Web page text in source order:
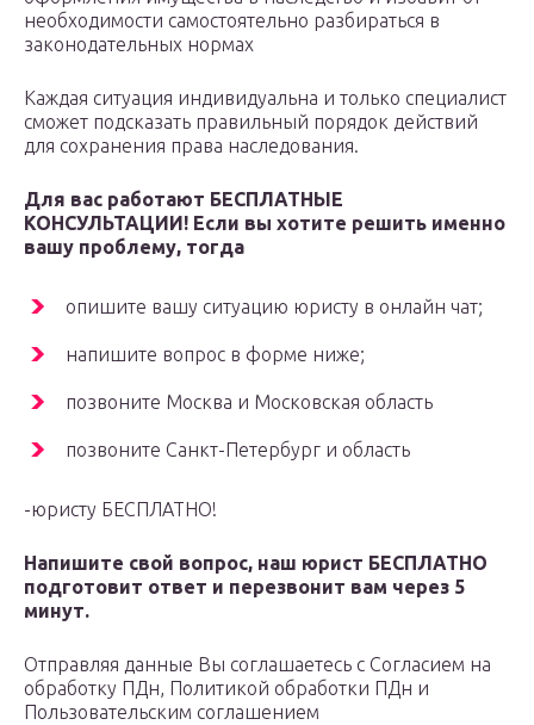
необходимости самостоятельно разбираться в
законодательных нормах
Каждая ситуация индивидуальна и только специалист
сможет подсказать правильный порядок действий
для сохранения права наследования.
Для вас работают БЕСПЛАТНЫЕ
КОНСУЛЬТАЦИИ! Если вы хотите решить именно
вашу проблему, тогда
опишите вашу ситуацию юристу в онлайн чат;
напишите вопрос в форме ниже;
позвоните Москва и Московская область
позвоните Санкт-Петербург и область
-юристу БЕСПЛАТНО!
Напишите свой вопрос, наш юрист БЕСПЛАТНО
подготовит ответ и перезвонит вам через 5
минут.
Отправляя данные Вы соглашаетесь с Согласием на
обработку ПДн, Политикой обработки ПДн и
Пользовательским соглашением